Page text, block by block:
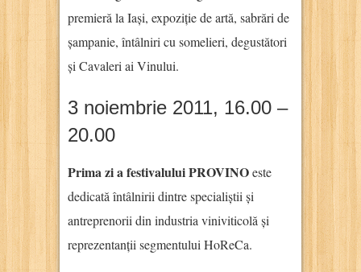
premieră la Iași, expoziție de artă, sabrări de
șampanie, întâlniri cu somelieri, degustători
și Cavaleri ai Vinului.
3 noiembrie 2011, 16.00 –
20.00
Prima zi a festivalului PROVINOeste
dedicată întâlnirii dintre specialiștii și
antreprenorii din industria viniviticolă și
reprezentanții segmentului HoReCa.